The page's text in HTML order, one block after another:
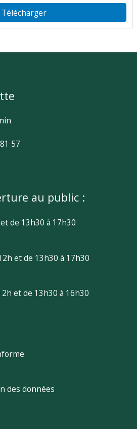
Télécharger
57
au public :
de 13h30 à 17h30
et de 13h30 à 17h30
et de 13h30 à 16h30
des données